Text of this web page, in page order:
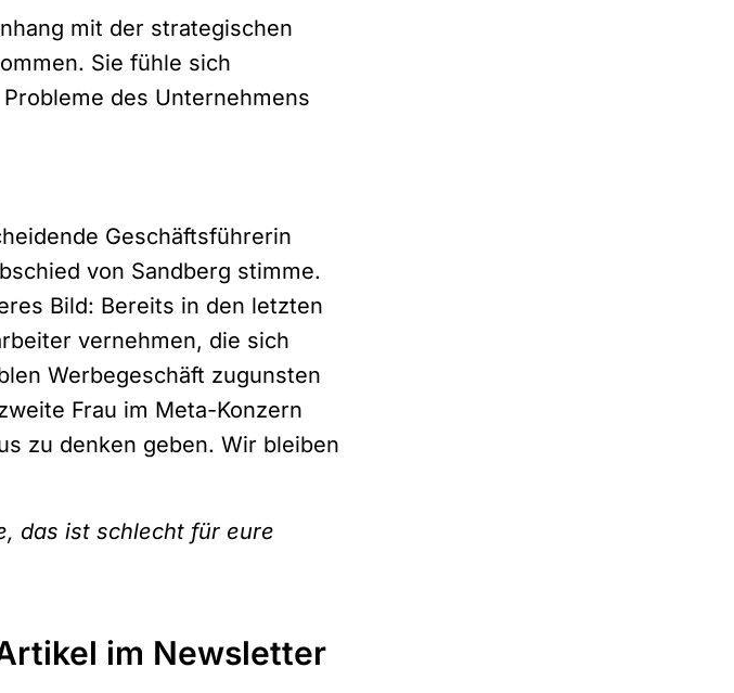
mit der strategischen
Sie fühle sich
des Unternehmens
Geschäftsführerin
von Sandberg stimme.
Bild: Bereits in den letzten
vernehmen, die sich
Werbegeschäft zugunsten
Frau im Meta-Konzern
zu denken geben. Wir bleiben
das ist schlecht für eure
im Newsletter